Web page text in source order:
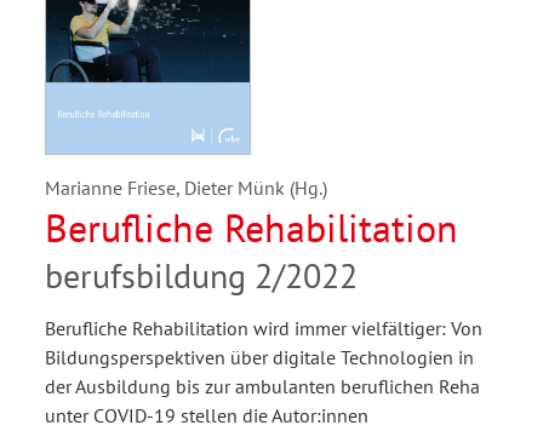
Marianne Friese, Dieter Münk (Hg.)
Berufliche Rehabilitation
berufsbildung 2/2022
Berufliche Rehabilitation wird immer vielfältiger: Von
Bildungsperspektiven über digitale Technologien in
der Ausbildung bis zur ambulanten beruflichen Reha
unter COVID-19 stellen die Autor:innen